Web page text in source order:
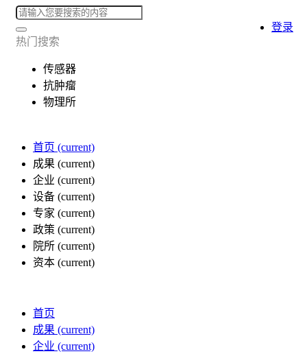
热门搜索
传感器
抗肿瘤
物理所
首页 (current)
成果 (current)
企业 (current)
设备 (current)
专家 (current)
政策 (current)
院所 (current)
资本 (current)
登录
首页
成果 (current)
企业 (current)